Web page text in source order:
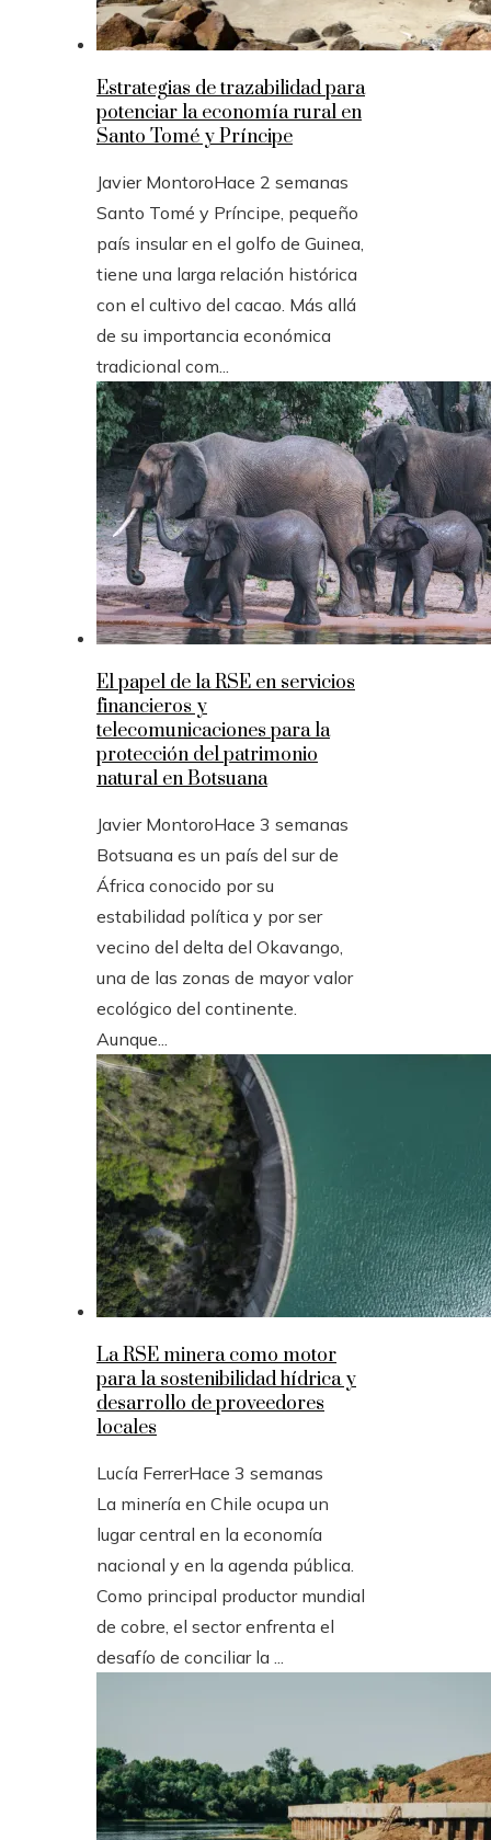
Estrategias de trazabilidad para
potenciar la economía rural en
Santo Tomé y Príncipe
Javier MontoroHace 2 semanas
Santo Tomé y Príncipe, pequeño
país insular en el golfo de Guinea,
tiene una larga relación histórica
con el cultivo del cacao. Más allá
de su importancia económica
tradicional com...
El papel de la RSE en servicios
financieros y
telecomunicaciones para la
protección del patrimonio
natural en Botsuana
Javier MontoroHace 3 semanas
Botsuana es un país del sur de
África conocido por su
estabilidad política y por ser
vecino del delta del Okavango,
una de las zonas de mayor valor
ecológico del continente.
Aunque...
La RSE minera como motor
para la sostenibilidad hídrica y
desarrollo de proveedores
locales
Lucía FerrerHace 3 semanas
La minería en Chile ocupa un
lugar central en la economía
nacional y en la agenda pública.
Como principal productor mundial
de cobre, el sector enfrenta el
desafío de conciliar la ...